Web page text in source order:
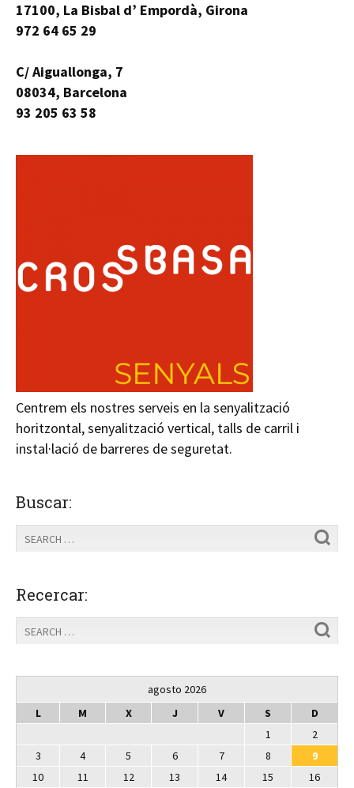
17100, La Bisbal d’ Empordà, Girona
972 64 65 29
C/ Aiguallonga, 7
08034, Barcelona
93 205 63 58
Centrem els nostres serveis en la senyalització
horitzontal, senyalització vertical, talls de carril i
instal·lació de barreres de seguretat.
Buscar:
Recercar:
agosto 2026
L
M X J V S
D
1
2
3
4 5 6 7 8
9
10
11 12 13 14 15
16